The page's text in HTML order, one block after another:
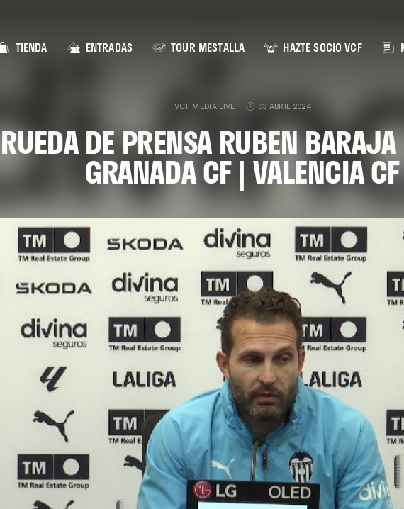
TIENDA ENTRADAS TOUR MESTALLA HAZTE SOCIO VCF
VCF MEDIA LIVE 03 ABRIL 2024
RUEDA DE PRENSA RUBEN
GRANADA CF | VALENCIA CF